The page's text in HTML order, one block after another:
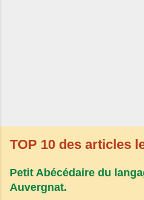
TOP 10 des articles
Petit Abécédaire du
Auvergnat.